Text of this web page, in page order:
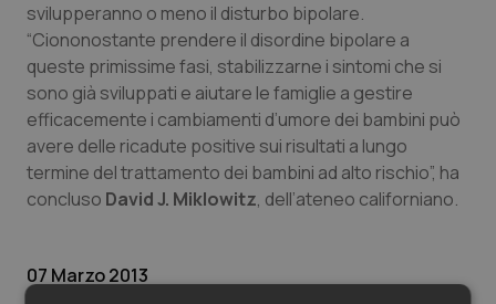
Quotidiano Cardiologia
Quotidiano Chirurgia
Quotidiano Oncologia
Quotidiano Pediatria
Rene & patologie urogenitali
svilupperanno o meno il disturbo bipolare.
“Ciononostante prendere il disordine bipolare a
queste primissime fasi, stabilizzarne i sintomi che si
sono già sviluppati e aiutare le famiglie a gestire
efficacemente i cambiamenti d’umore dei bambini può
avere delle ricadute positive sui risultati a lungo
termine del trattamento dei bambini ad alto rischio”, ha
concluso David J. Miklowitz, dell’ateneo californiano.
07 Marzo 2013